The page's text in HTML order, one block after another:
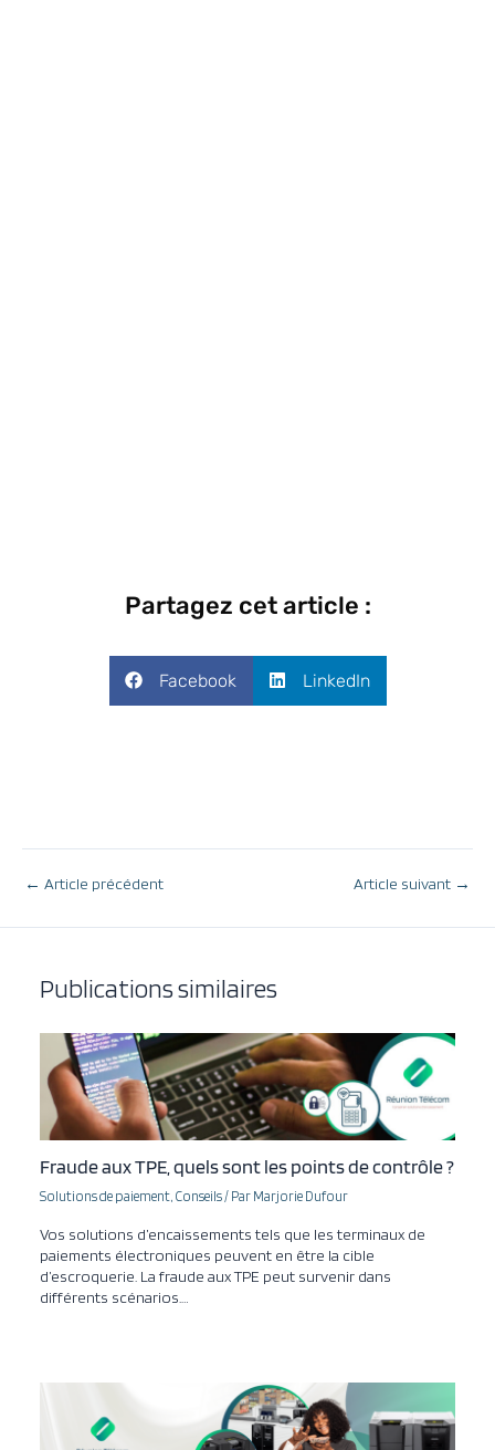
Partagez cet article :
Facebook LinkedIn
← Article précédent Article suivant →
Publications similaires
Fraude aux TPE, quels sont les points de contrôle ?
Solutions de paiement, Conseils/ Par Marjorie Dufour
Vos solutions d’encaissements tels que les terminaux de
paiements électroniques peuvent en être la cible
d’escroquerie. La fraude aux TPE peut survenir dans
différents scénarios.…